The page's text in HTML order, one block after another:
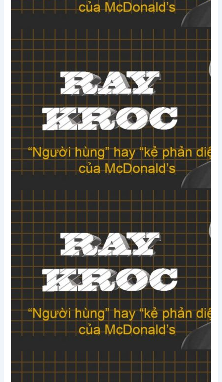
Xem thêm